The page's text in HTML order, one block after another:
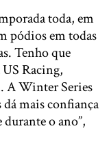
toda, em
pódios em todas
Tenho que
Racing,
A Winter Series
dá mais confiança
o ano”,